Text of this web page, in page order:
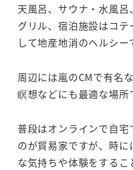
天風呂、サウナ・水風
グリル、宿泊施設はコ
して地産地消のヘルシー
周辺には嵐のCMで有名
瞑想などにも最適な場所
普段はオンラインで自
のが貿易家ですが、時
な気持ちや体験をするこ